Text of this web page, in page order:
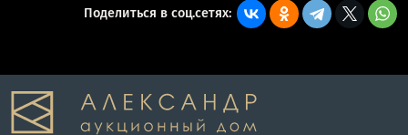
Поделиться в соц.сетях: